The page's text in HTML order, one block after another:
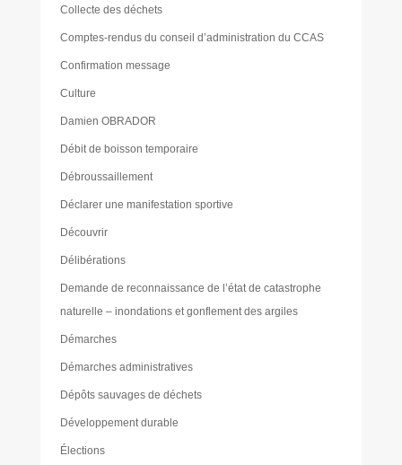
Collecte des déchets
Comptes-rendus du conseil d’administration du CCAS
Confirmation message
Culture
Damien OBRADOR
Débit de boisson temporaire
Débroussaillement
Déclarer une manifestation sportive
Découvrir
Délibérations
Demande de reconnaissance de l’état de catastrophe
naturelle – inondations et gonflement des argiles
Démarches
Démarches administratives
Dépôts sauvages de déchets
Développement durable
Élections